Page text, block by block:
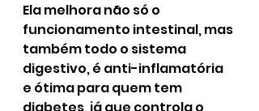
Ela melhora não só o
funcionamento intestinal, mas
também todo o sistema
digestivo, é anti-inflamatória
e ótima para quem tem